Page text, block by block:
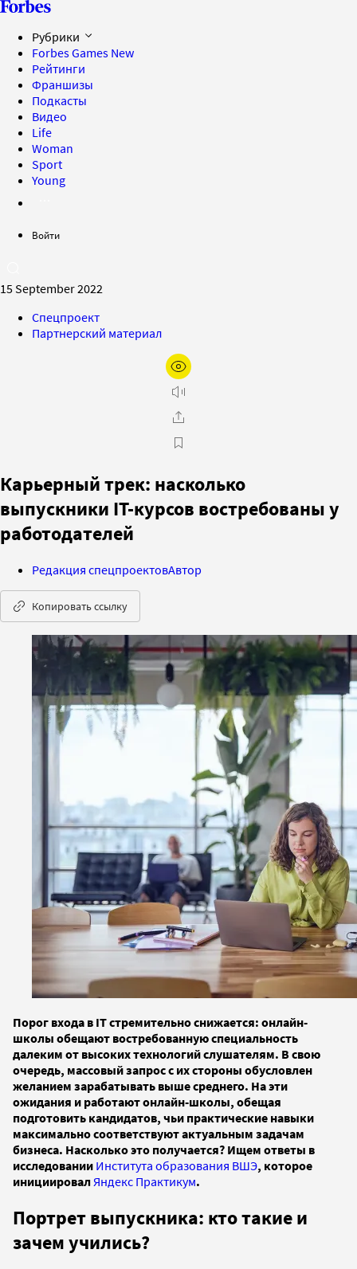
Рубрики
Forbes Games New
Рейтинги
Франшизы
Подкасты
Видео
Life
Woman
Sport
Young
Войти
15 September 2022
Спецпроект
Партнерский материал
Карьерный трек: насколько
выпускники IT-курсов востребованы у
работодателей
Редакция спецпроектовАвтор
Копировать ссылку
Порог входа в IT стремительно снижается: онлайн-
школы обещают востребованную специальность
далеким от высоких технологий слушателям. В свою
очередь, массовый запрос с их стороны обусловлен
желанием зарабатывать выше среднего. На эти
ожидания и работают онлайн-школы, обещая
подготовить кандидатов, чьи практические навыки
максимально соответствуют актуальным задачам
бизнеса. Насколько это получается? Ищем ответы в
исследовании Института образования ВШЭ, которое
инициировал Яндекс Практикум.
Портрет выпускника: кто такие и
зачем учились?